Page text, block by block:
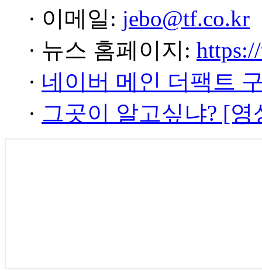
· 이메일: jebo@tf.co.kr
· 뉴스 홈페이지:
· 네이버 메인 더팩트
· 그곳이 알고싶냐? [